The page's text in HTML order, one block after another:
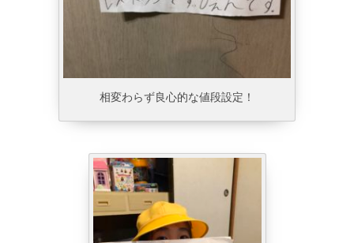
相変わらず良心的な値段設定！